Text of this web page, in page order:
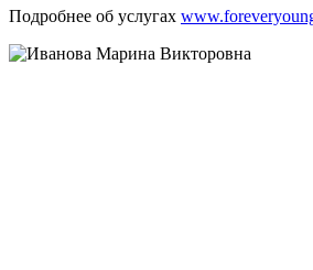
Подробнее об услугах